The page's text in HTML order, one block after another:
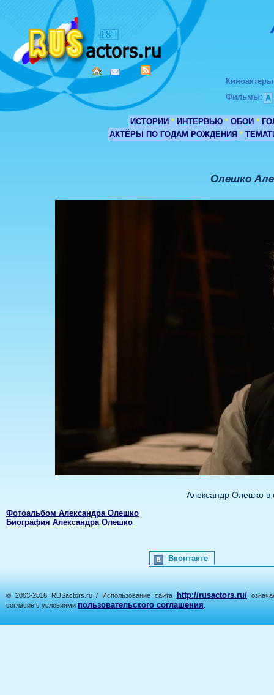
Киноактеры
Фильмы: А
ИСТОРИИ * ИНТЕРВЬЮ * ОБОИ *
АКТЁРЫ ПО ГОДАМ РОЖДЕНИЯ *
Олешко
Александр Олешко
Фотоальбом Александра Олешко
Биография Александра Олешко
Вконтакте
© 2003-2016 RUSactors.ru / Использование сайта http://rusactors.ru/
согласие с условиями пользовательского соглашения